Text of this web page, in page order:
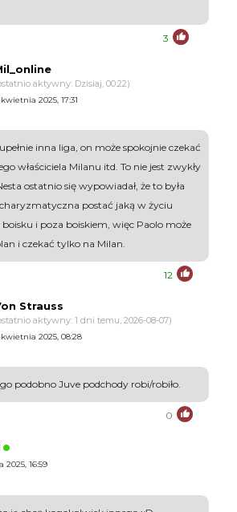
3
aktywny: Dzisiaj, 00:22)
2025, 17:31
inna liga, on może spokojnie czekać
właściciela Milanu itd. To nie jest zwykły
ostatnio się wypowiadał, że to była
postać jaką w życiu
boisku i poza boiskiem, więc Paolo może
i czekać tylko na Milan.
12
Strauss
aktywny: 1 dni temu, 2026-08-07)
2025, 08:28
podobno Juve podchody robi/robiło.
0
16:59